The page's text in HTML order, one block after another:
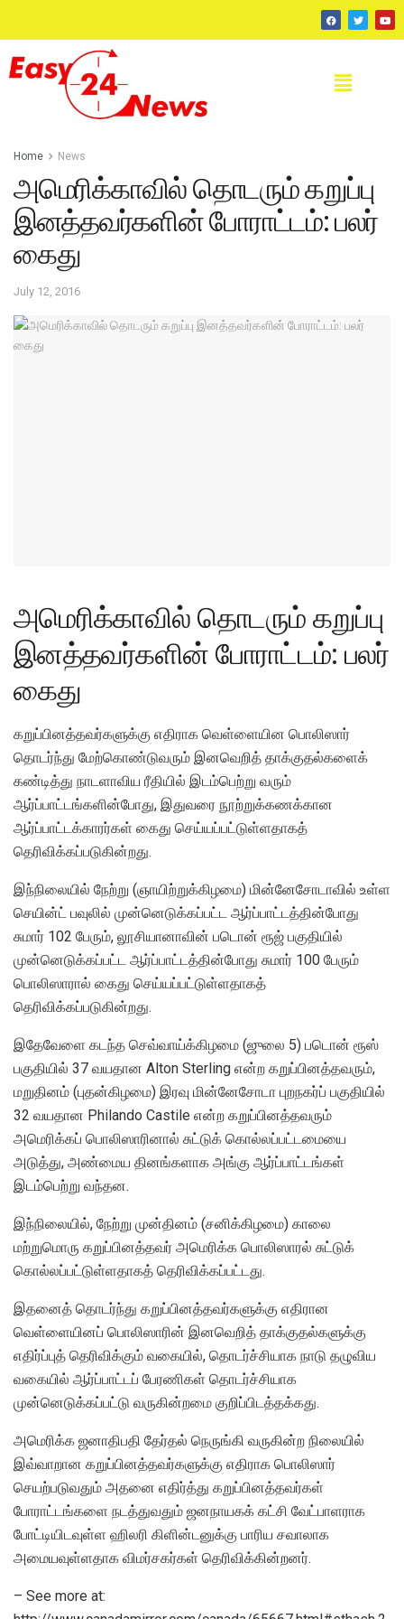
Home News
அமெரிக்காவில் தொடரும் கறுப்பு
இனத்தவர்களின் போராட்டம்: பலர்
கைது
July 12, 2016
அமெரிக்காவில் தொடரும் கறுப்பு
இனத்தவர்களின் போராட்டம்: பலர்
கைது
கறுப்பினத்தவர்களுக்கு எதிராக வெள்ளையின பொலிஸார்
தொடர்ந்து மேற்கொண்டுவரும் இனவெறித் தாக்குதல்களைக்
கண்டித்து நாடளாவிய ரீதியில் இடம்பெற்று வரும்
ஆர்ப்பாட்டங்களின்போது, இதுவரை நூற்றுக்கணக்கான
ஆர்ப்பாட்டக்காரர்கள் கைது செய்யப்பட்டுள்ளதாகத்
தெரிவிக்கப்படுகின்றது.
இந்நிலையில் நேற்று (ஞாயிற்றுக்கிழமை) மின்னேசோடாவில் உள்ள
செயின்ட் பவுலில் முன்னெடுக்கப்பட்ட ஆர்ப்பாட்டத்தின்போது
சுமார் 102 பேரும், லூசியானாவின் படொன் ரூஜ் பகுதியில்
முன்னெடுக்கப்பட்ட ஆர்ப்பாட்டத்தின்போது சுமார் 100 பேரும்
பொலிஸாரால் கைது செய்யப்பட்டுள்ளதாகத்
தெரிவிக்கப்படுகின்றது.
இதேவேளை கடந்த செவ்வாய்க்கிழமை (ஜுலை 5) படொன் ரூஸ்
பகுதியில் 37 வயதான Alton Sterling என்ற கறுப்பினத்தவரும்,
மறுதினம் (புதன்கிழமை) இரவு மின்னேசோடா புறநகர்ப் பகுதியில்
32 வயதான Philando Castile என்ற கறுப்பினத்தவரும்
அமெரிக்கப் பொலிஸாரினால் சுட்டுக் கொல்லப்பட்டமையை
அடுத்து, அண்மைய தினங்களாக அங்கு ஆர்ப்பாட்டங்கள்
இடம்பெற்று வந்தன.
இந்நிலையில், நேற்று முன்தினம் (சனிக்கிழமை) காலை
மற்றுமொரு கறுப்பினத்தவர் அமெரிக்க பொலிஸாரல் சுட்டுக்
கொல்லப்பட்டுள்ளதாகத் தெரிவிக்கப்பட்டது.
இதனைத் தொடர்ந்து கறுப்பினத்தவர்களுக்கு எதிரான
வெள்ளையினப் பொலிஸாரின் இனவெறித் தாக்குதல்களுக்கு
எதிர்ப்புத் தெரிவிக்கும் வகையில், தொடர்ச்சியாக நாடு தழுவிய
வகையில் ஆர்ப்பாட்டப் பேரணிகள் தொடர்ச்சியாக
முன்னெடுக்கப்பட்டு வருகின்றமை குறிப்பிடத்தக்கது.
அமெரிக்க ஜனாதிபதி தேர்தல் நெருங்கி வருகின்ற நிலையில்
இவ்வாறான கறுப்பினத்தவர்களுக்கு எதிராக பொலிஸார்
செயற்படுவதும் அதனை எதிர்த்து கறுப்பினத்தவர்கள்
போராட்டங்களை நடத்துவதும் ஜனநாயகக் கட்சி வேட்பாளராக
போட்டியிடவுள்ள ஹிலரி கிளின்டனுக்கு பாரிய சவாலாக
அமையவுள்ளதாக விமர்சகர்கள் தெரிவிக்கின்றனர்.
– See more at: